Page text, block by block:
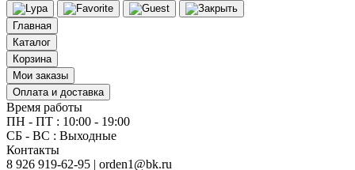
Главная
Каталог
Корзина
Мои заказы
Оплата и доставка
Время работы
ПН - ПТ : 10:00 - 19:00
СБ - ВС : Выходные
Контакты
8 926 919-62-95 | orden1@bk.ru